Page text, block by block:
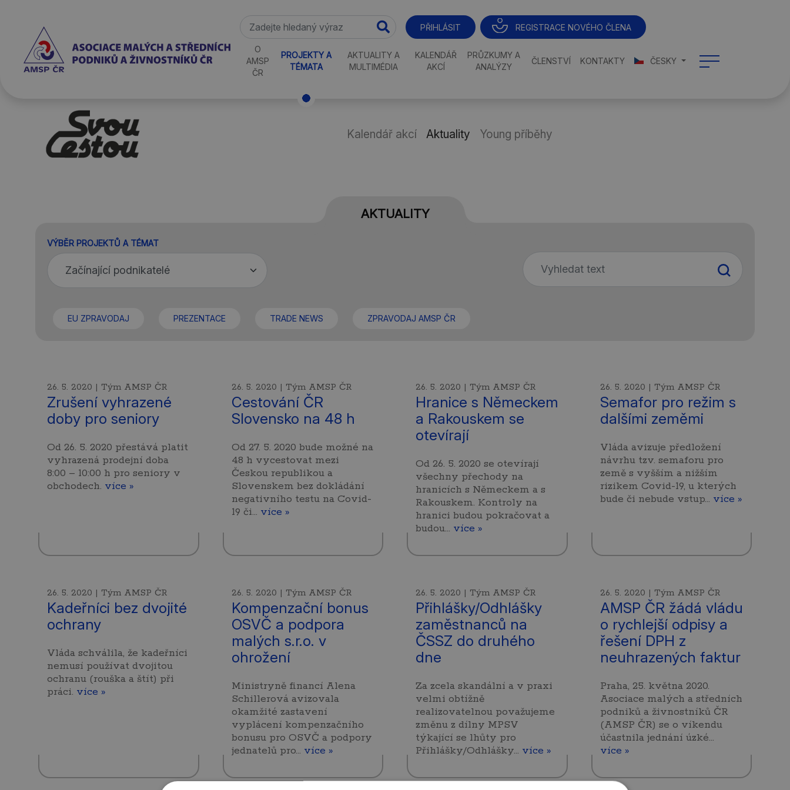
PŘIHLÁSIT REGISTRACE NOVÉHO ČLENA
O
AMSP
ČR
PROJEKTY A
TÉMATA
AKTUALITY A
MULTIMÉDIA
KALENDÁŘ
AKCÍ
PRŮZKUMY A
ANALÝZY
ČLENSTVÍ KONTAKTY ČESKY
Kalendář akcí Aktuality Young příběhy
AKTUALITY
VÝBĚR PROJEKTŮ A TÉMAT
EU ZPRAVODAJ PREZENTACE TRADE NEWS ZPRAVODAJ AMSP ČR
26. 5. 2020 | Tým AMSP ČR
Zrušení vyhrazené
doby pro seniory
Od 26. 5. 2020 přestává platit
vyhrazená prodejní doba
8:00 – 10:00 h pro seniory v
obchodech. více »
26. 5. 2020 | Tým AMSP ČR
Cestování ČR
Slovensko na 48 h
Od 27. 5. 2020 bude možné na
48 h vycestovat mezi
Českou republikou a
Slovenskem bez dokládání
negativního testu na Covid-
19 či… více »
26. 5. 2020 | Tým AMSP ČR
Hranice s Německem
a Rakouskem se
otevírají
Od 26. 5. 2020 se otevírají
všechny přechody na
hranicích s Německem a s
Rakouskem. Kontroly na
hranici budou pokračovat a
budou… více »
26. 5. 2020 | Tým AMSP ČR
Semafor pro režim s
dalšími zeměmi
Vláda avizuje předložení
návrhu tzv. semaforu pro
země s vyšším a nižším
rizikem Covid-19, u kterých
bude či nebude vstup… více »
26. 5. 2020 | Tým AMSP ČR
Kadeřníci bez dvojité
ochrany
Vláda schválila, že kadeřníci
nemusí používat dvojitou
ochranu (rouška a štít) při
práci. více »
26. 5. 2020 | Tým AMSP ČR
Kompenzační bonus
OSVČ a podpora
malých s.r.o. v
ohrožení
Ministryně financí Alena
Schillerová avizovala
okamžité zastavení
vyplácení kompenzačního
bonusu pro OSVČ a podpory
jednatelů pro… více »
26. 5. 2020 | Tým AMSP ČR
Přihlášky/Odhlášky
zaměstnanců na
ČSSZ do druhého
dne
Za zcela skandální a v praxi
velmi obtížně
realizovatelnou považujeme
změnu z dílny MPSV
týkající se lhůty pro
Přihlášky/Odhlášky… více »
26. 5. 2020 | Tým AMSP ČR
AMSP ČR žádá vládu
o rychlejší odpisy a
řešení DPH z
neuhrazených faktur
Praha, 25. května 2020.
Asociace malých a středních
podniků a živnostníků ČR
(AMSP ČR) se o víkendu
účastnila jednání úzké…
více »